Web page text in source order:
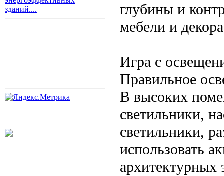
зданий....
глубины и
мебели и
Игра с
Правильное
В высоких
светильники,
светильники,
использовать
архитектурных